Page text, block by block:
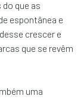
que as
espontânea e
crescer e
que se revêm
uma